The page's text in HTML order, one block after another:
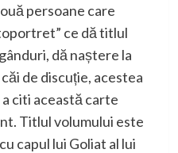
persoane care
ce dă titlul
dă naștere la
de discuție, acestea
citi această carte
Titlulvolumului este
capul lui Goliat al lui